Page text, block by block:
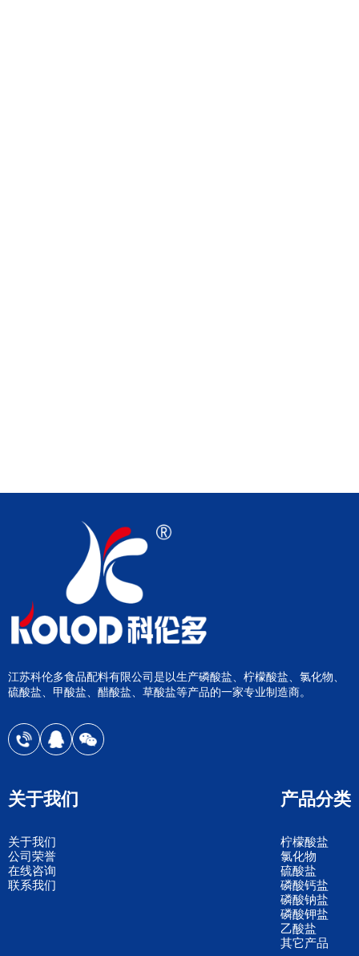
江苏科伦多食品配料有限公司是以生产磷酸盐、柠檬酸盐、氯化物、
硫酸盐、甲酸盐、醋酸盐、草酸盐等产品的一家专业制造商。
关于我们
关于我们
公司荣誉
在线咨询
联系我们
产品分类
柠檬酸盐
氯化物
硫酸盐
磷酸钙盐
磷酸钠盐
磷酸钾盐
乙酸盐
其它产品